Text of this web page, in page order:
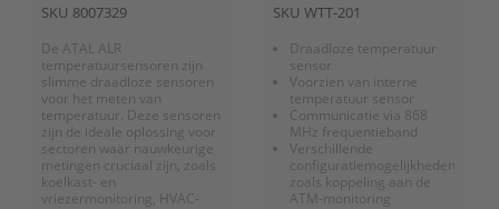
SKU 8007329
De ATAL ALR
temperatuursensoren zijn
slimme draadloze sensoren
voor het meten van
temperatuur. Deze sensoren
zijn de ideale oplossing voor
sectoren waar nauwkeurige
metingen cruciaal zijn, zoals
koelkast- en
vriezermonitoring, HVAC-
temperatuur sensor
SKU WTT-201
Draadloze temperatuur
sensor
Voorzien van interne
temperatuur sensor
Communicatie via 868
MHz frequentieband
Verschillende
configuratiemogelijkheden,
zoals koppeling aan de
ATM-monitoring